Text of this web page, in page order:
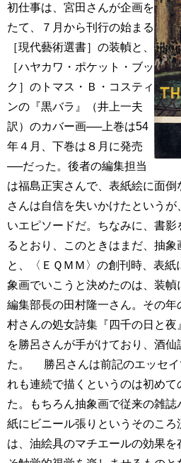
初仕事は、宮田さんが企画を
たて、７月から刊行の始まる
［現代藝術選書］の装幀と、
［ハヤカワ・ポケット・ブッ
ク］のトマス・Ｂ・コスティ
ンの『黒バラ』（井上一夫
訳）のカバー画──上巻は54
年４月、下巻は８月に発売
──だった。後者の編集担当
は福島正実さんで、表紙絵に面
さんは自信を失いかけたという
いエピソードだ。ちなみに、書
るとおり、このときはまだ、抽
と、〈ＥＱＭＭ〉の創刊時、表
象画でいこうと決めたのは、装
編集部長の田村隆一さん。その年
村さんの処女詩集『四千の日と
を勝呂さんが手がけており、酒仙
た。 勝呂さんは前記のエッセイ
れも連続で描くというのは初めて
た。もちろん抽象画で従来の雑誌
紙にビニール張りというそのころ
は、油絵具のマチエールの効果を